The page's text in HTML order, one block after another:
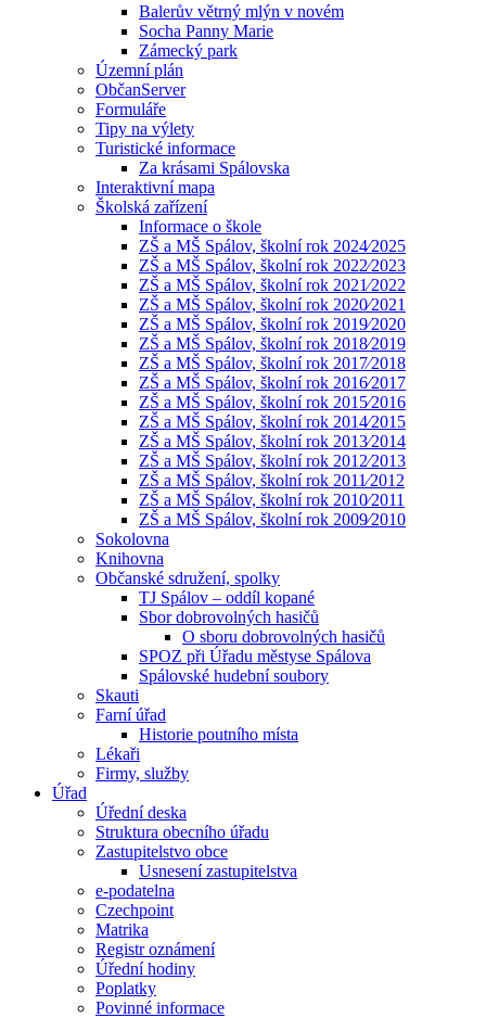
Balerův větrný mlýn v novém
Socha Panny Marie
Zámecký park
Územní plán
ObčanServer
Formuláře
Tipy na výlety
Turistické informace
Za krásami Spálovska
Interaktivní mapa
Školská zařízení
Informace o škole
ZŠ a MŠ Spálov, školní rok 2024⁄2025
ZŠ a MŠ Spálov, školní rok 2022⁄2023
ZŠ a MŠ Spálov, školní rok 2021⁄2022
ZŠ a MŠ Spálov, školní rok 2020⁄2021
ZŠ a MŠ Spálov, školní rok 2019⁄2020
ZŠ a MŠ Spálov, školní rok 2018⁄2019
ZŠ a MŠ Spálov, školní rok 2017⁄2018
ZŠ a MŠ Spálov, školní rok 2016⁄2017
ZŠ a MŠ Spálov, školní rok 2015⁄2016
ZŠ a MŠ Spálov, školní rok 2014⁄2015
ZŠ a MŠ Spálov, školní rok 2013⁄2014
ZŠ a MŠ Spálov, školní rok 2012⁄2013
ZŠ a MŠ Spálov, školní rok 2011⁄2012
ZŠ a MŠ Spálov, školní rok 2010⁄2011
ZŠ a MŠ Spálov, školní rok 2009⁄2010
Sokolovna
Knihovna
Občanské sdružení, spolky
TJ Spálov – oddíl kopané
Sbor dobrovolných hasičů
O sboru dobrovolných hasičů
SPOZ při Úřadu městyse Spálova
Spálovské hudební soubory
Skauti
Farní úřad
Historie poutního místa
Lékaři
Firmy, služby
Úřad
Úřední deska
Struktura obecního úřadu
Zastupitelstvo obce
Usnesení zastupitelstva
e-podatelna
Czechpoint
Matrika
Registr oznámení
Úřední hodiny
Poplatky
Povinné informace